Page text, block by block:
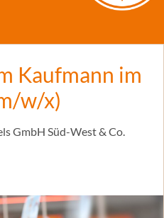
Kaufmann im
w/x)
GmbH Süd-West & Co.